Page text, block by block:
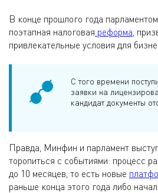
В конце прошлого года
поэтапная налоговая реформа ,
привлекательные условия для
С того времени
заявки на
кандидат документы
Правда, Минфин и парламент
торопиться с событиями: процесс
до 10 месяцев, то есть новые
раньше конца этого года либо